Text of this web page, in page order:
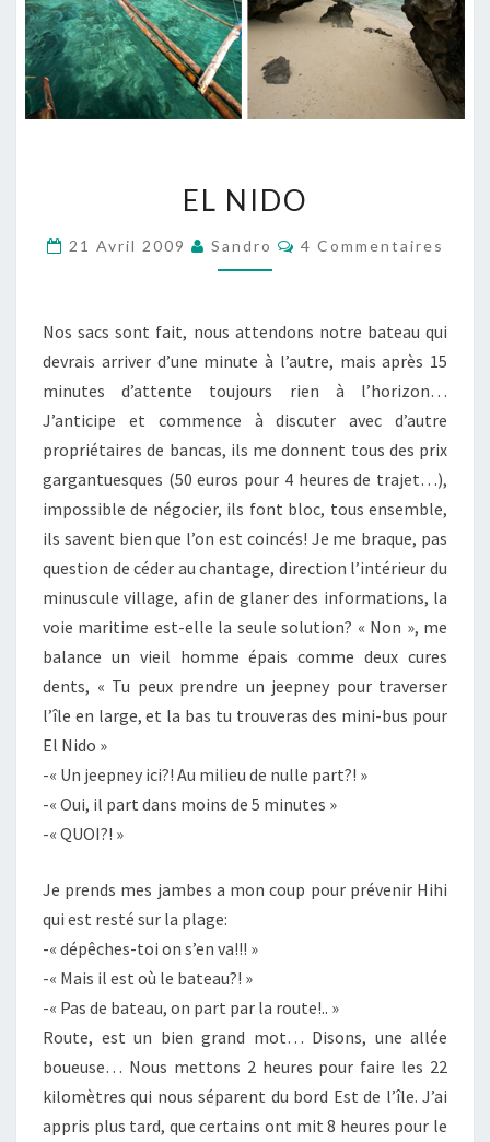
NIDO
EL NIDO
21 Avril 2009 Sandro Commentaires
4 Commentaires
Nos sacs sont fait, nous attendons notre bateau qui
devrais arriver d’une minute à l’autre, mais après 15
minutes d’attente toujours rien à l’horizon…
J’anticipe et commence à discuter avec d’autre
propriétaires de bancas, ils me donnent tous des prix
gargantuesques (50 euros pour 4 heures de trajet…),
impossible de négocier, ils font bloc, tous ensemble,
ils savent bien que l’on est coincés! Je me braque, pas
question de céder au chantage, direction l’intérieur du
minuscule village, afin de glaner des informations, la
voie maritime est-elle la seule solution? « Non », me
balance un vieil homme épais comme deux cures
dents, « Tu peux prendre un jeepney pour traverser
l’île en large, et la bas tu trouveras des mini-bus pour
El Nido »
-« Un jeepney ici?! Au milieu de nulle part?! »
-« Oui, il part dans moins de 5 minutes »
-« QUOI?! »
Je prends mes jambes a mon coup pour prévenir Hihi
qui est resté sur la plage:
-« dépêches-toi on s’en va!!! »
-« Mais il est où le bateau?! »
-« Pas de bateau, on part par la route!.. »
Route, est un bien grand mot… Disons, une allée
boueuse… Nous mettons 2 heures pour faire les 22
kilomètres qui nous séparent du bord Est de l’île. J’ai
appris plus tard, que certains ont mit 8 heures pour le